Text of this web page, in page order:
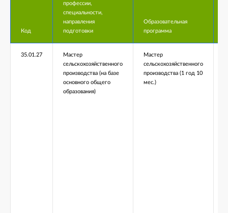
Код
профессии,
специальности,
направления
подготовки
Образовательная
программа
35.01.27
Мастер
сельскохозяйственного
производства (на базе
основного общего
образования)
Мастер
сельскохозяйственного
производства (1 год 10
мес.)